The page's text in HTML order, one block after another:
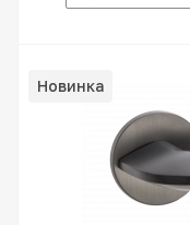
Новинка